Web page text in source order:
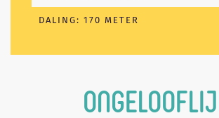
DALING: 170 METER